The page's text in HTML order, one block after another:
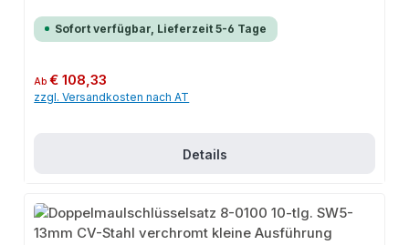
Sofort verfügbar, Lieferzeit 5-6 Tage
Regulärer Preis:
Ab€ 108,33
zzgl. Versandkosten nach AT
Details